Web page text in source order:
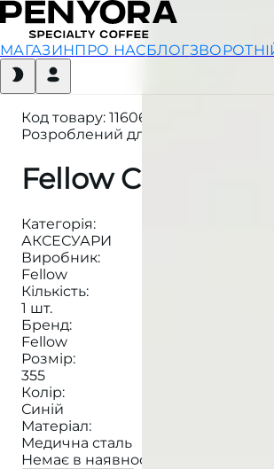
МАГАЗИНПРО НАСБЛОГ
Код товару: 116061434
Розроблений для посилення
Fellow Carter
Категорія:
АКСЕСУАРИ
Виробник:
Fellow
Кількість:
1 шт.
Бренд:
Fellow
Розмір:
355
Колір:
Синій
Матеріал:
Медична сталь
Немає в наявності